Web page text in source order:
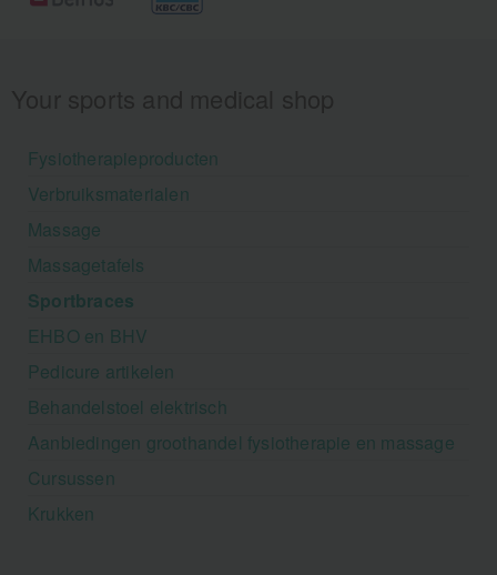
Fysiotherapieproducten
Verbruiksmaterialen
Massage
Massagetafels
Sportbraces
EHBO en BHV
Pedicure artikelen
Behandelstoel elektrisch
Aanbiedingen groothandel fysiotherapie en massage
Cursussen
Krukken